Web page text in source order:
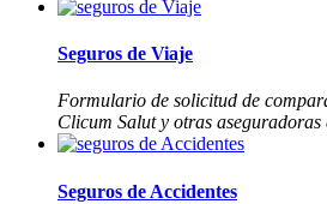
Seguros de Viaje
Formulario de solicitud de
Clicum Salut y otras aseguradoras
Seguros de Accidentes